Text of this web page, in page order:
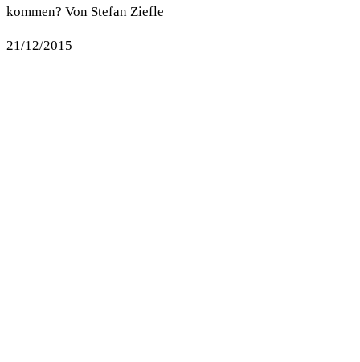
kommen? Von Stefan Ziefle
21/12/2015